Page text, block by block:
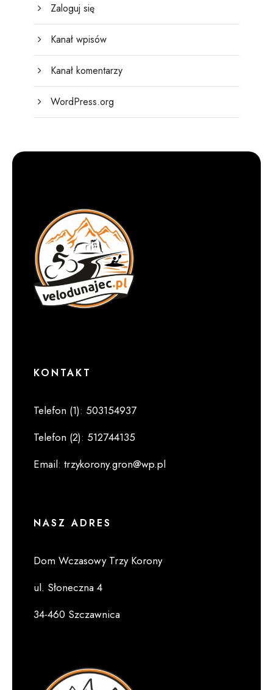
Zaloguj się
Kanał wpisów
Kanał komentarzy
WordPress.org
KONTAKT
Telefon (1): 503154937
Telefon (2): 512744135
Email: trzykorony.gron@wp.pl
NASZ ADRES
Dom Wczasowy Trzy Korony
ul. Słoneczna 4
34-460 Szczawnica